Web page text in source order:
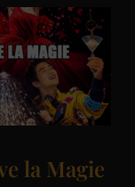
la Magie